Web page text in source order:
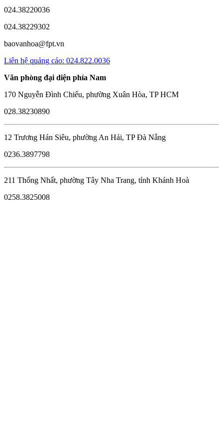
024.38220036
024.38229302
baovanhoa@fpt.vn
Liên hệ quảng cáo: 024.822.0036
Văn phòng đại diện phía Nam
170 Nguyễn Đình Chiểu, phường Xuân Hòa, TP HCM
028.38230890
12 Trương Hán Siêu, phường An Hải, TP Đà Nẵng
0236.3897798
211 Thống Nhất, phường Tây Nha Trang, tỉnh Khánh Hoà
0258.3825008